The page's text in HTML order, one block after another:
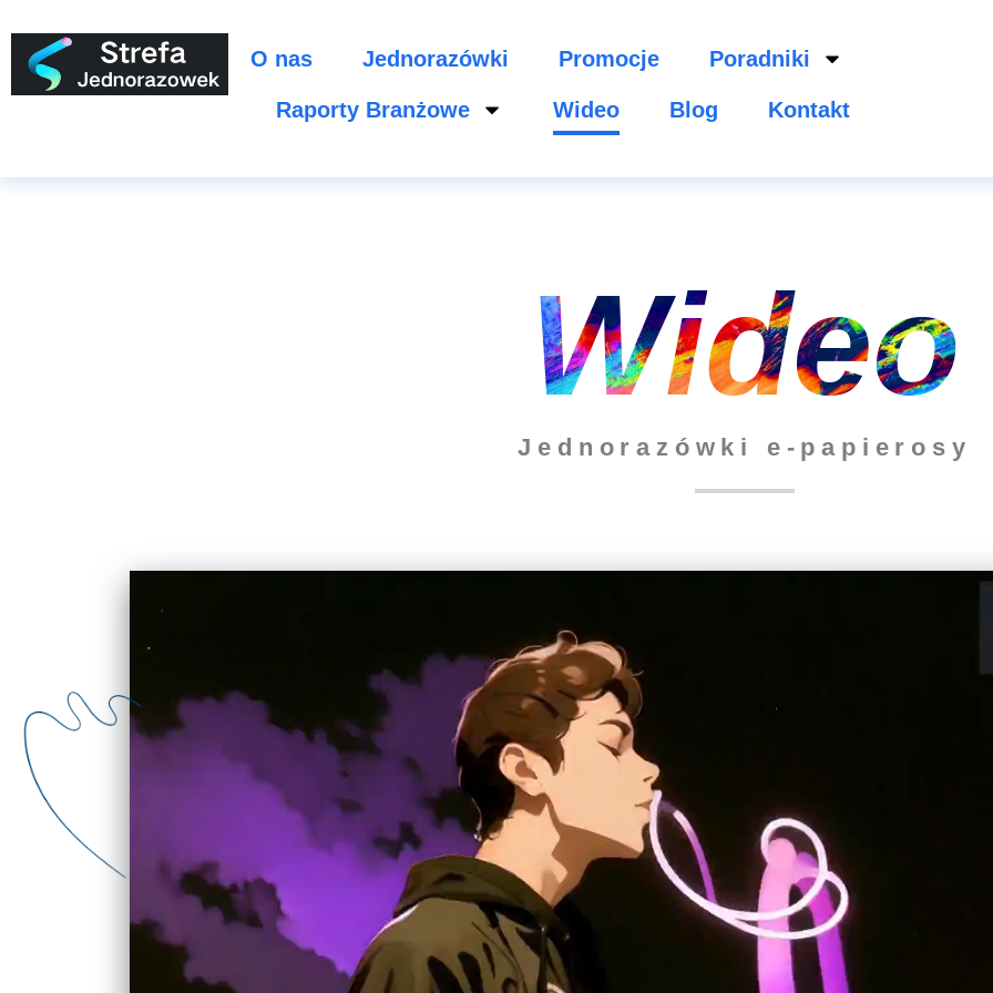
O nas Jednorazówki Promocje Poradniki
Raporty Branżowe Wideo Blog Kontakt
Wideo
Jednorazówki e-papierosy